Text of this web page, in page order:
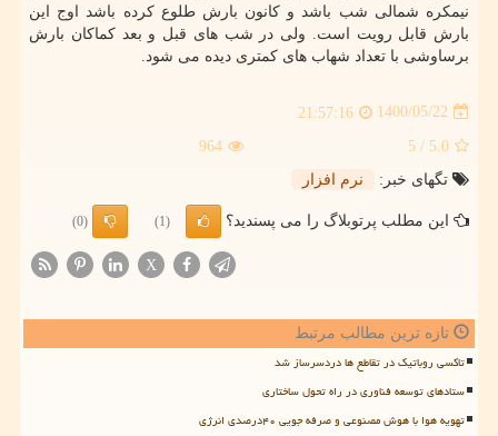
نیمکره شمالی شب باشد و کانون بارش طلوع کرده باشد اوج این
بارش قابل رویت است. ولی در شب های قبل و بعد کماکان بارش
برساوشی با تعداد شهاب های کمتری دیده می شود.
1400/05/22
21:57:16
5.0
/ 5
964
تگهای خبر:
نرم افزار
این مطلب پرتوبلاگ را می پسندید؟ (1)
(0)
X
تازه ترین مطالب مرتبط
تاکسی روباتیک در تقاطع ها دردسرساز شد
ستادهای توسعه فناوری در راه تحول ساختاری
تهویه هوا با هوش مصنوعی و صرفه جویی ۴۰درصدی انرژی